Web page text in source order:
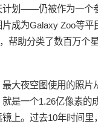
计划——仍被作为一个
片成为Galaxy Zoo等
帮助分类了数百万个
夜空图使用的照片从
就是一个1.26亿像素的
镜上。过去10年时间里